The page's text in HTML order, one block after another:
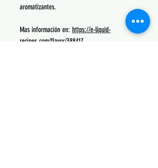
aromatizantes.
Mas información en: https://e-liquid-
recipes.com/flavor/388417